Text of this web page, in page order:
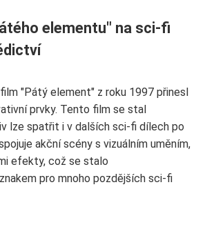
elementu" na sci-fi
"Pátý element" z roku 1997 přinesl
prvky. Tento film se stal
lze spatřit i v dalších sci-fi dílech po
akční scény s vizuálním uměním,
efekty, což se stalo
pro mnoho pozdějších sci-fi